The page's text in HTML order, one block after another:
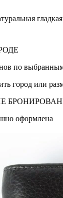
по
город или
оформлена